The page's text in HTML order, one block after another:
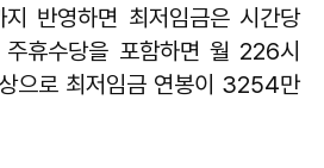
지 반영하면 최저임금은 시간당
휴수당을 포함하면 월 226시
으로 최저임금 연봉이 3254만